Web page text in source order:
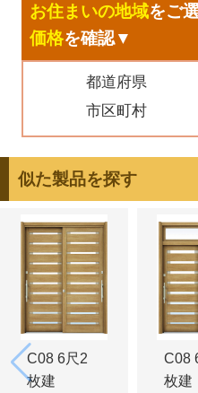
お住まいの地域をご
価格を確認▼
都道府県
市区町村
似た製品を探す
C08 6尺2
枚建
C08
枚建